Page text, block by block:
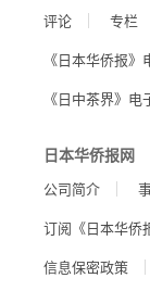
评论
专栏
《日本华侨报》
《日中茶界》电
日本华侨报网
公司简介
订阅《日本华侨
信息保密政策